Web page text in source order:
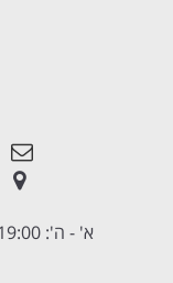
א' - ה': 08:30-19:00, ו' וערבי חג מ 08:30 עד 15:00